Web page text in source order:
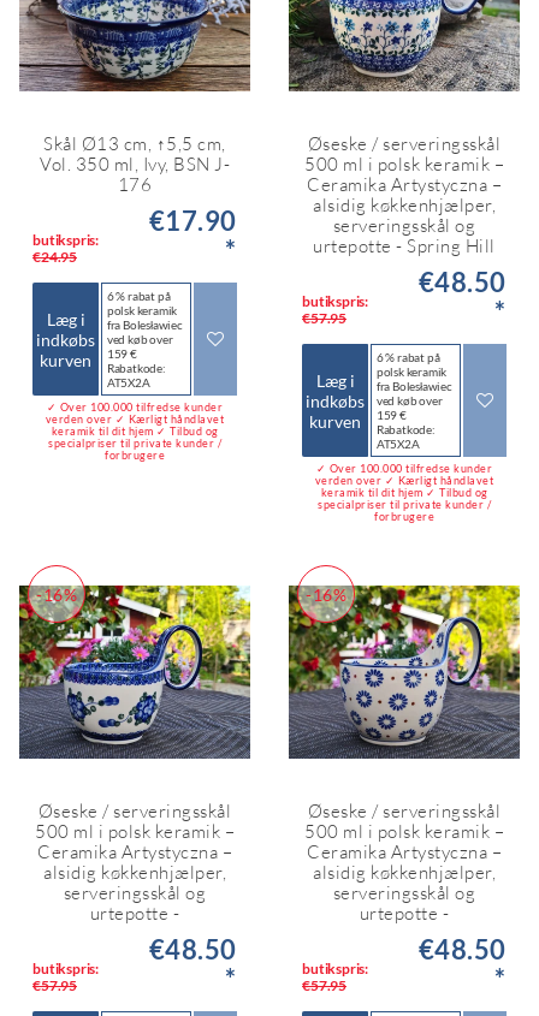
Skål Ø13 cm, ↑5,5 cm,
Vol. 350 ml, Ivy, BSN J-
176
butikspris:
€24.95
€17.90
*
Læg i
indkøbs
kurven
6 % rabat på
polsk keramik
fra Bolesławiec
ved køb over
159 €
Rabatkode:
AT5X2A
✓ Over 100.000 tilfredse kunder
verden over ✓ Kærligt håndlavet
keramik til dit hjem ✓ Tilbud og
specialpriser til private kunder /
forbrugere
Øseske / serveringsskål
500 ml i polsk keramik –
Ceramika Artystyczna –
alsidig køkkenhjælper,
serveringsskål og
urtepotte - Spring Hill
butikspris:
€57.95
€48.50
*
Læg i
indkøbs
kurven
6 % rabat på
polsk keramik
fra Bolesławiec
ved køb over
159 €
Rabatkode:
AT5X2A
✓ Over 100.000 tilfredse kunder
verden over ✓ Kærligt håndlavet
keramik til dit hjem ✓ Tilbud og
specialpriser til private kunder /
forbrugere
-16%
Øseske / serveringsskål
500 ml i polsk keramik –
Ceramika Artystyczna –
alsidig køkkenhjælper,
serveringsskål og
urtepotte -
butikspris:
€57.95
€48.50
*
-16%
Øseske / serveringsskål
500 ml i polsk keramik –
Ceramika Artystyczna –
alsidig køkkenhjælper,
serveringsskål og
urtepotte -
butikspris:
€57.95
€48.50
*